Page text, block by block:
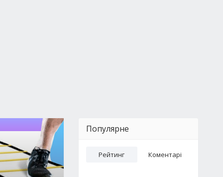
Популярне
Рейтинг Коментарі